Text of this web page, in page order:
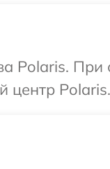
Polaris. При
центр Polaris.